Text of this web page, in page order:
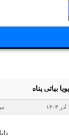
بیاتی پناه